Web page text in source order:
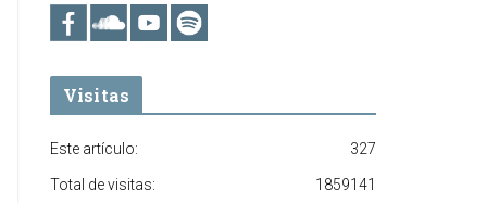
Visitas
327
Este artículo:
1859141
Total de visitas: